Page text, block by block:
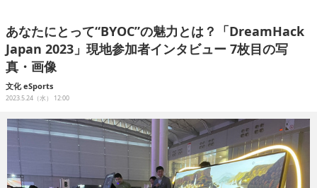
企業動向
人材育成
産業政策
連載
イベント/セミナー
eスポーツ
あなたにとって“BYOC”の魅力とは？「DreamHack
Japan 2023」現地参加者インタビュー 7枚目の写
真・画像
文化 eSports
2023.5.24（水） 12:00